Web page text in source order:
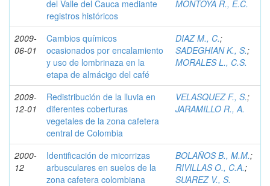
del Valle del Cauca mediante
registros históricos
MONTOYA R., E.C.
2009-
06-01
Cambios químicos
ocasionados por encalamiento
y uso de lombrinaza en la
etapa de almácigo del café
DIAZ M., C.;
SADEGHIAN K., S.;
MORALES L., C.S.
2009-
12-01
Redistribución de la lluvia en
diferentes coberturas
vegetales de la zona cafetera
central de Colombia
VELASQUEZ F., S.;
JARAMILLO R., A.
2000-
12
Identificación de micorrizas
arbusculares en suelos de la
zona cafetera colombiana
BOLAÑOS B., M.M.;
RIVILLAS O., C.A.;
SUAREZ V., S.